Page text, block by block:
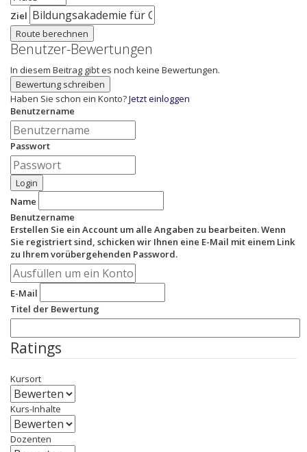
Ziel
Route berechnen
Benutzer-Bewertungen
In diesem Beitrag gibt es noch keine Bewertungen.
Bewertung schreiben
Haben Sie schon ein Konto?Jetzt einloggen
Benutzername
Passwort
Login
Name
Benutzername
Erstellen Sie ein Account um alle Angaben zu bearbeiten. Wenn
Sie registriert sind, schicken wir Ihnen eine E-Mail mit einem Link
zu Ihrem vorübergehenden Password.
E-Mail
Titel der Bewertung
Ratings
Kursort
Kurs-Inhalte
Dozenten